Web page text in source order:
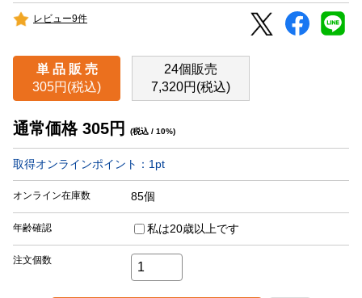
レビュー9件
単 品 販 売
305円(税込)
24個販売
7,320円(税込)
通常価格 305円 (税込 / 10%)
取得オンラインポイント： 1 pt
オンライン在庫数 85個
年齢確認 私は20歳以上です
注文個数